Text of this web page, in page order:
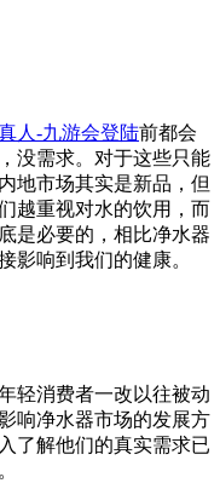
人-九游会登陆前都会
没需求。对于这些只能
地市场其实是新品，但
越重视对水的饮用，而
是必要的，相比净水器
影响到我们的健康。
消费者一改以往被动
响净水器市场的发展方
了解他们的真实需求已